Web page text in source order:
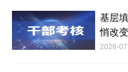
基层
悄改
2026-